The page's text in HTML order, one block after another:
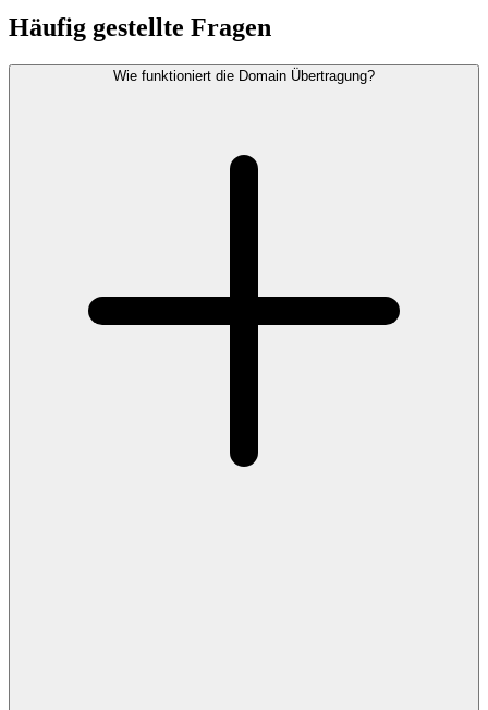
Häufig gestellte Fragen
Wie funktioniert die Domain Übertragung?